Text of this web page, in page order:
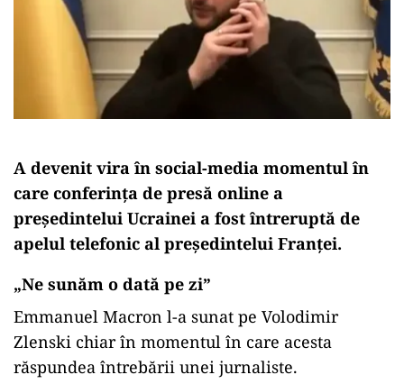
A devenit vira în social-media momentul în
care conferinţa de presă online a
preşedintelui Ucrainei a fost întreruptă de
apelul telefonic al preşedintelui Franţei.
„Ne sunăm o dată pe zi”
Emmanuel Macron l-a sunat pe Volodimir
Zlenski chiar în momentul în care acesta
răspundea întrebării unei jurnaliste.